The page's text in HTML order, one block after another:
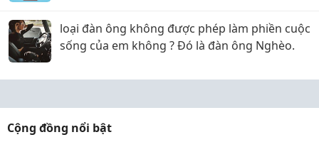
loại đàn ông không được phép làm phiền cuộc
sống của em không ? Đó là đàn ông Nghèo.
Cộng đồng nổi bật